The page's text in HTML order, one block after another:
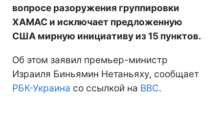
вопросе разоружения группировки
ХАМАС и исключает предложенную
США мирную инициативу из 15 пунктов.
Об этом заявил премьер-министр
Израиля Биньямин Нетаньяху, сообщает
РБК-Украина со ссылкой на BBC.